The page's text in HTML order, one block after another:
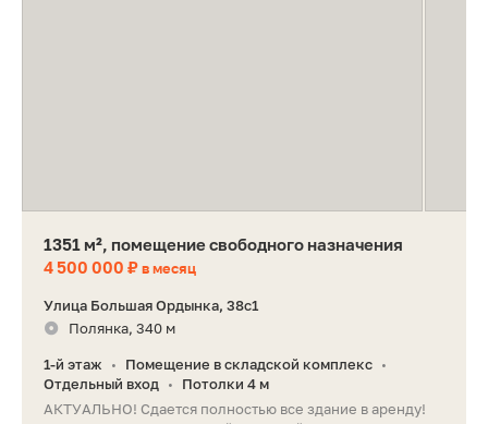
1351 м², помещение свободного назначения
4 500 000 ₽в месяц
Улица Большая Ордынка, 38с1
Полянка, 340 м
1-й этаж • Помещение в складской комплекс •
Отдельный вход •
Потолки 4 м
АКТУАЛЬНО! Сдается полностью все здание в аренду!